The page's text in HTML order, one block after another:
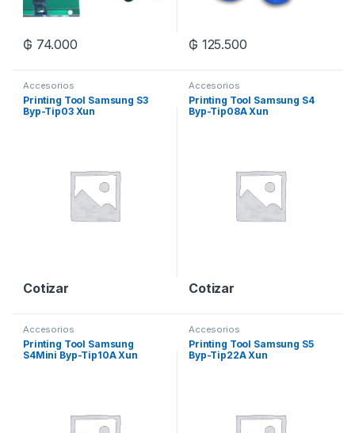
₲ 74.000 ₲ 125.500
Accesorios
Printing Tool Samsung S3
Byp-Tip03 Xun
Cotizar
Accesorios
Printing Tool Samsung S4
Byp-Tip08A Xun
Cotizar
Accesorios
Printing Tool Samsung
S4Mini Byp-Tip10A Xun
Accesorios
Printing Tool Samsung S5
Byp-Tip22A Xun